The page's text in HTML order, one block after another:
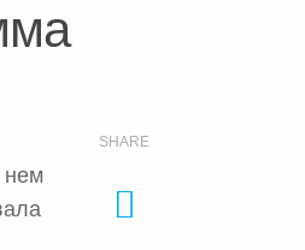
нем
SHARE